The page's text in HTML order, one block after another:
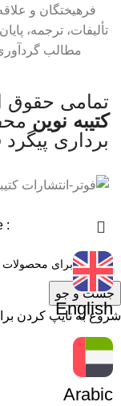
فرهیختگان و
تألیفات، ترجمه،
مطالب گردآوری
تمامی حقوق
کتیبه نوین
برداری پیگرد
جست و جو
شروع به تایپ کردن
: Choose your language
English
Arabic